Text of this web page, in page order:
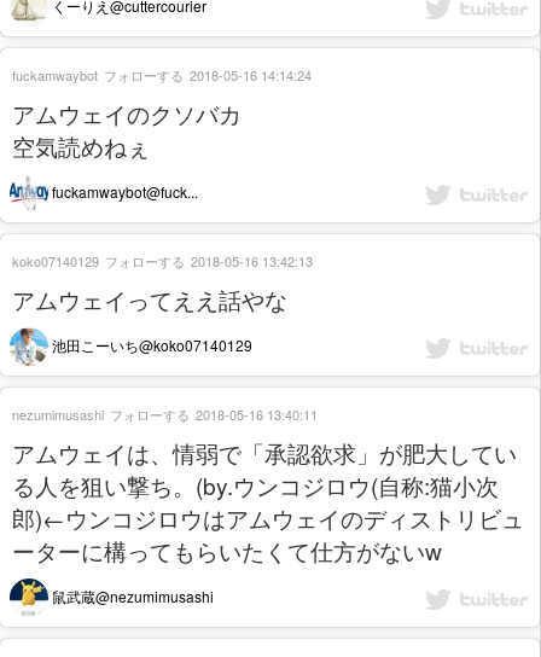
くーりえ@cuttercourier
アムウェイのクソバカ
空気読めねぇ
fuckamwaybot@fuck...
fuckamwaybot フォローする 2018-05-16 14:14:24
アムウェイってええ話やな
池田こーいち@koko07140129
koko07140129 フォローする 2018-05-16 13:42:13
アムウェイは、情弱で「承認欲求」が肥大してい
る人を狙い撃ち。(by.ウンコジロウ(自称:猫小次
郎)←ウンコジロウはアムウェイのディストリビュ
ーターに構ってもらいたくて仕方がないw
鼠武蔵@nezumimusashi
nezumimusashi フォローする 2018-05-16 13:40:11